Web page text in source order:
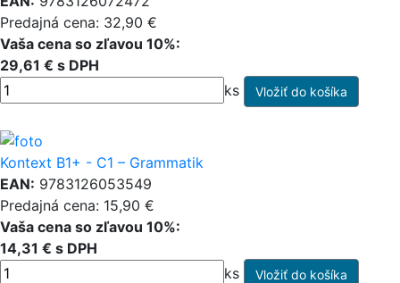
Predajná cena: 32,90 €
Vaša cena so zľavou 10%:
29,61 € s DPH
ks
Kontext B1+ - C1 – Grammatik
EAN: 9783126053549
Predajná cena: 15,90 €
Vaša cena so zľavou 10%:
14,31 € s DPH
ks